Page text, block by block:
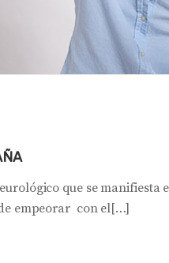
que se
empeorar con el[…]